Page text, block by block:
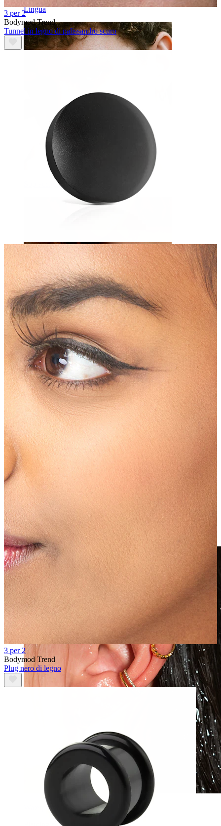
Lingua
Sopracciglio
Dermal
Fake piercing
Waterproof
Piercing all'orecchio
3 per 2
Bodymod Trend
Tunnel in legno di palissandro scuro
3 per 2
Bodymod Trend
Plug nero di legno